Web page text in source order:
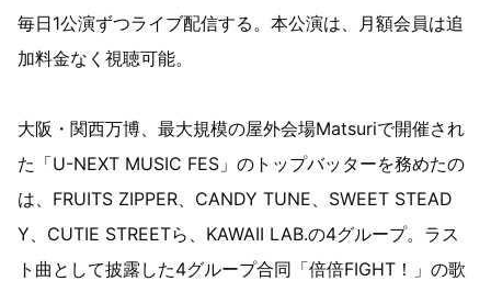
毎日1公演ずつライブ配信する。本公演は、月額会員は追
加料金なく視聴可能。
大阪・関西万博、最大規模の屋外会場Matsuriで開催され
た「U-NEXT MUSIC FES」のトップバッターを務めたの
は、FRUITS ZIPPER、CANDY TUNE、SWEET STEAD
Y、CUTIE STREETら、KAWAII LAB.の4グループ。ラス
ト曲として披露した4グループ合同「倍倍FIGHT！」の歌